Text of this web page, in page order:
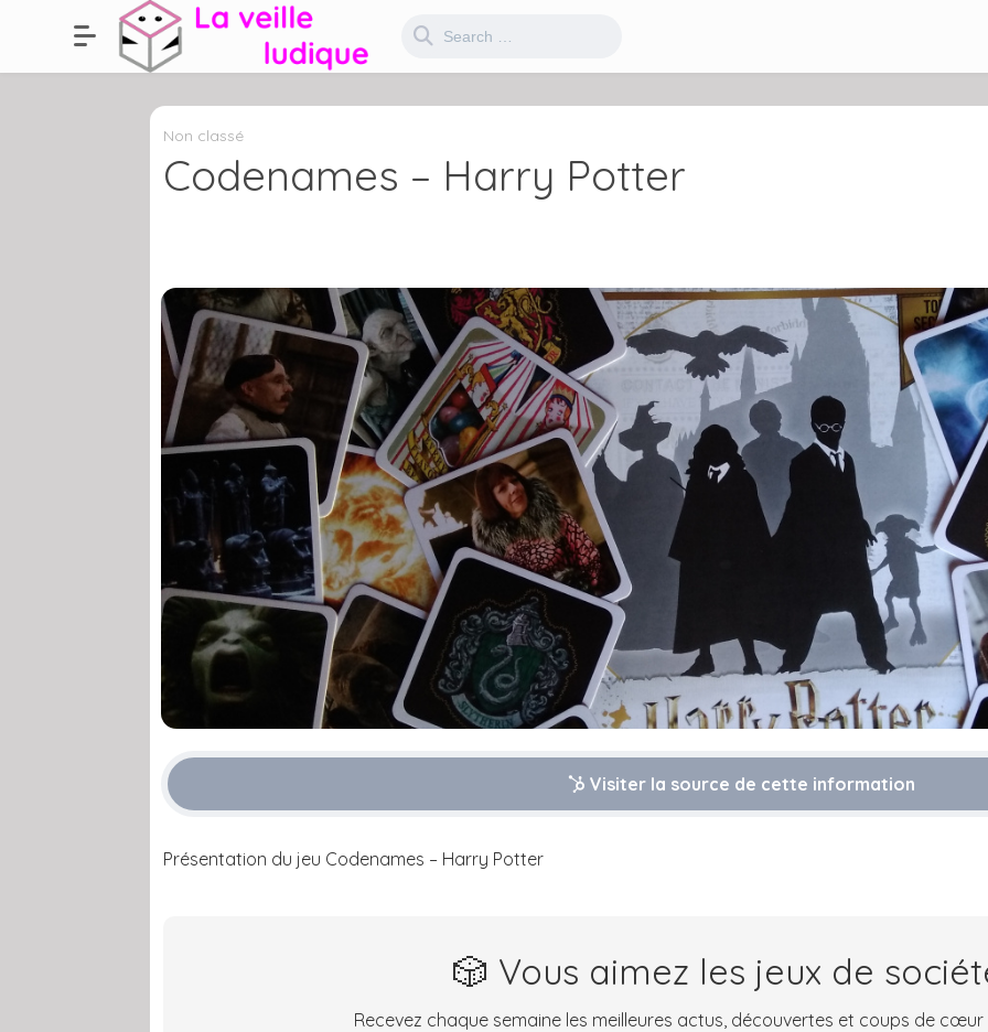
Non classé
Codenames – Harry Potter
Visiter la source de cette information
Présentation du jeu Codenames – Harry Potter
🎲 Vous aimez les jeux de
Recevez chaque semaine les meilleures actus, découvertes et coups de